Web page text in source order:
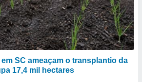
SC ameaçam o transplantio da
17,4 mil hectares